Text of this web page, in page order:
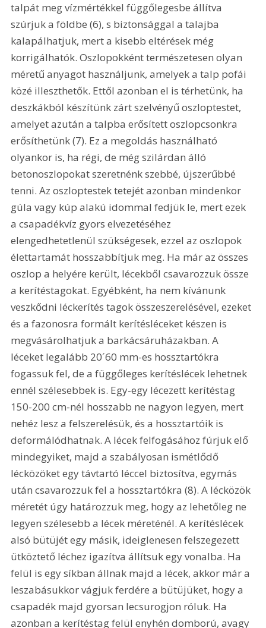
talpát meg vízmértékkel függőlegesbe állítva
szúrjuk a földbe (6), s biztonsággal a talajba
kalapálhatjuk, mert a kisebb eltérések még
korrigálhatók. Oszlopokként természetesen olyan
méretű anyagot használjunk, amelyek a talp pofái
közé illeszthetők. Ettől azonban el is térhetünk, ha
deszkákból készítünk zárt szelvényű oszloptestet,
amelyet azután a talpba erősített oszlopcsonkra
erősíthetünk (7). Ez a megoldás használható
olyankor is, ha régi, de még szilárdan álló
betonoszlopokat szeretnénk szebbé, újszerűbbé
tenni. Az oszloptestek tetejét azonban mindenkor
gúla vagy kúp alakú idommal fedjük le, mert ezek
a csapadékvíz gyors elvezetéséhez
elengedhetetlenül szükségesek, ezzel az oszlopok
élettartamát hosszabbítjuk meg. Ha már az összes
oszlop a helyére került, lécekből csavarozzuk össze
a kerítéstagokat. Egyébként, ha nem kívánunk
veszkődni léckerítés tagok összeszerelésével, ezeket
és a fazonosra formált kerítésléceket készen is
megvásárolhatjuk a barkácsáruházakban. A
léceket legalább 20´60 mm-es hossztartókra
fogassuk fel, de a függőleges kerítéslécek lehetnek
ennél szélesebbek is. Egy-egy lécezett kerítéstag
150-200 cm-nél hosszabb ne nagyon legyen, mert
nehéz lesz a felszerelésük, és a hossztartóik is
deformálódhatnak. A lécek felfogásához fúrjuk elő
mindegyiket, majd a szabályosan ismétlődő
lécközöket egy távtartó léccel biztosítva, egymás
után csavarozzuk fel a hossztartókra (8). A lécközök
méretét úgy határozzuk meg, hogy az lehetőleg ne
legyen szélesebb a lécek méreténél. A kerítéslécek
alsó bütüjét egy másik, ideiglenesen felszegezett
ütköztető léchez igazítva állítsuk egy vonalba. Ha
felül is egy síkban állnak majd a lécek, akkor már a
leszabásukkor vágjuk ferdére a bütüjüket, hogy a
csapadék majd gyorsan lecsurogjon róluk. Ha
azonban a kerítéstag felül enyhén domború, avagy